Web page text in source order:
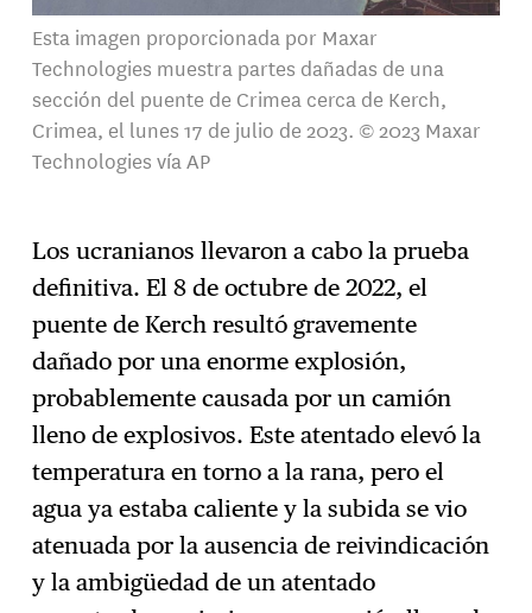
Esta imagen proporcionada por Maxar
Technologies muestra partes dañadas de una
sección del puente de Crimea cerca de Kerch,
Crimea, el lunes 17 de julio de 2023. © 2023 Maxar
Technologies vía AP
Los ucranianos llevaron a cabo la prueba
definitiva. El 8 de octubre de 2022, el
puente de Kerch resultó gravemente
dañado por una enorme explosión,
probablemente causada por un camión
lleno de explosivos. Este atentado elevó la
temperatura en torno a la rana, pero el
agua ya estaba caliente y la subida se vio
atenuada por la ausencia de reivindicación
y la ambigüedad de un atentado